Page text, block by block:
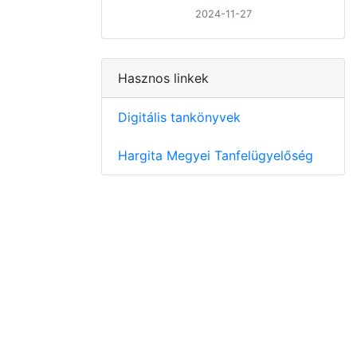
2024-11-27
Hasznos linkek
Digitális tankönyvek
Hargita Megyei Tanfelügyelőség